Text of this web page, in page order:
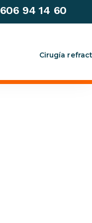
606 94 14 60
Cirugía